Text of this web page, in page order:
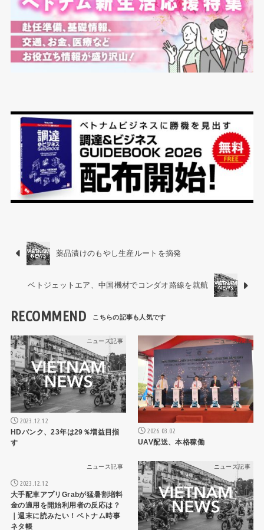
薬品漬けのもやし生産ルートを摘発
ベトジェットエア、中国機材でコンダオ路線を就航
RECOMMEND
ニュース記事
2023.12.12
HDバンク、23年は29％増益目指
す
ニュース記事
2026.03.02
UAV配送、本格稼働
ニュース記事
2023.12.12
大手配車アプリGrabが猛暑割増料
金の適用を開始利用者の反応は？
｜週末に読みたい！ベトナム時事
ネタ帳
ニュース記事